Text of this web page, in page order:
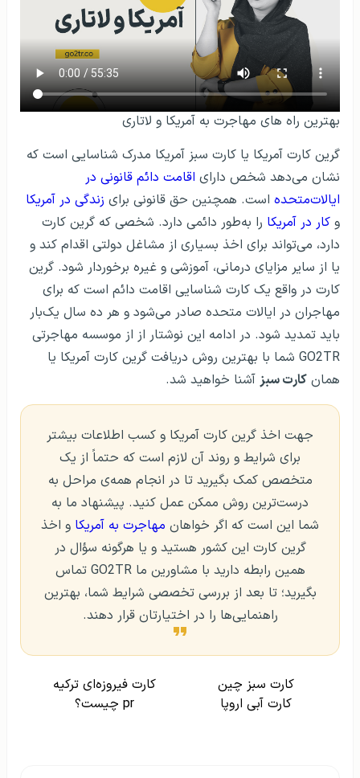
بهترین راه‌ های مهاجرت به آمریکا و لاتاری
گرین کارت آمریکا یا کارت سبز آمریکا مدرک شناسایی است که
نشان می‌دهد شخص دارای اقامت دائم قانونی در
ایالات‌متحده است. همچنین حق قانونی برای زندگی در آمریکا
و کار در آمریکا را به‌طور دائمی دارد. شخصی که گرین کارت
دارد، می‌تواند برای اخذ بسیاری از مشاغل دولتی اقدام کند و
یا از سایر مزایای درمانی، آموزشی و غیره برخوردار شود. گرین
کارت در واقع یک کارت شناسایی اقامت دائم است که برای
مهاجران در ایالات متحده صادر می‌شود و هر ده سال یک‌بار
باید تمدید شود. در ادامه این نوشتار از از موسسه مهاجرتی
GO2TR شما با بهترین روش دریافت گرین کارت آمریکا یا
همان کارت سبز آشنا خواهید شد.
جهت اخذ گرین کارت آمریکا و کسب اطلاعات بیشتر
برای شرایط و روند آن لازم است که حتماً از یک
متخصص کمک بگیرید تا در انجام همه‌ی مراحل به
درست‌ترین روش ممکن عمل کنید. پیشنهاد ما به
شما این است که اگر خواهان مهاجرت به آمریکا و اخذ
گرین کارت این کشور هستید و یا هرگونه سؤال در
همین رابطه دارید با مشاورین ما GO2TR تماس
بگیرید؛ تا بعد از بررسی تخصصی شرایط شما، بهترین
راهنمایی‌ها را در اختیارتان قرار دهند.
کارت سبز چین
کارت فیروزه‌ای ترکیه
کارت آبی اروپا
pr چیست؟